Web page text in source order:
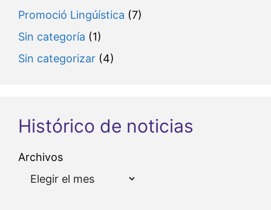
Promoció Lingúística (7)
Sin categoría (1)
Sin categorizar (4)
Histórico de noticias
Archivos